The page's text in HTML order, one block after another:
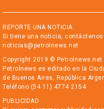
REPORTE UNA NOTICIA
Si tiene una noticia, contáctenos
noticias@petrolnews.net
Copyright 2019 ©
Petrolnews es editado en la
de Buenos Aires, República
Teléfono (54 11) 4774 2154
PUBLICIDAD